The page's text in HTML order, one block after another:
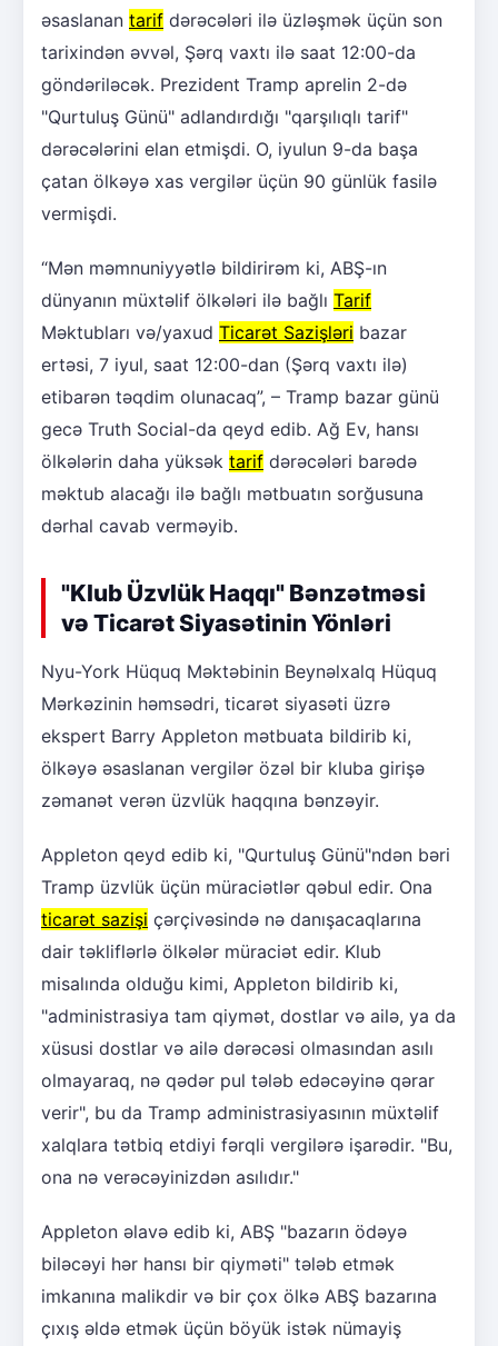
əsaslanan tarif dərəcələri ilə üzləşmək üçün son
tarixindən əvvəl, Şərq vaxtı ilə saat 12:00-da
göndəriləcək. Prezident Tramp aprelin 2-də
"Qurtuluş Günü" adlandırdığı "qarşılıqlı tarif"
dərəcələrini elan etmişdi. O, iyulun 9-da başa
çatan ölkəyə xas vergilər üçün 90 günlük fasilə
vermişdi.
“Mən məmnuniyyətlə bildirirəm ki, ABŞ-ın
dünyanın müxtəlif ölkələri ilə bağlı Tarif
Məktubları və/yaxud Ticarət Sazişləri bazar
ertəsi, 7 iyul, saat 12:00-dan (Şərq vaxtı ilə)
etibarən təqdim olunacaq”, – Tramp bazar günü
gecə Truth Social-da qeyd edib. Ağ Ev, hansı
ölkələrin daha yüksək tarif dərəcələri barədə
məktub alacağı ilə bağlı mətbuatın sorğusuna
dərhal cavab verməyib.
"Klub Üzvlük Haqqı" Bənzətməsi
və Ticarət Siyasətinin Yönləri
Nyu-York Hüquq Məktəbinin Beynəlxalq Hüquq
Mərkəzinin həmsədri, ticarət siyasəti üzrə
ekspert Barry Appleton mətbuata bildirib ki,
ölkəyə əsaslanan vergilər özəl bir kluba girişə
zəmanət verən üzvlük haqqına bənzəyir.
Appleton qeyd edib ki, "Qurtuluş Günü"ndən bəri
Tramp üzvlük üçün müraciətlər qəbul edir. Ona
ticarət sazişi çərçivəsində nə danışacaqlarına
dair təkliflərlə ölkələr müraciət edir. Klub
misalında olduğu kimi, Appleton bildirib ki,
"administrasiya tam qiymət, dostlar və ailə, ya da
xüsusi dostlar və ailə dərəcəsi olmasından asılı
olmayaraq, nə qədər pul tələb edəcəyinə qərar
verir", bu da Tramp administrasiyasının müxtəlif
xalqlara tətbiq etdiyi fərqli vergilərə işarədir. "Bu,
ona nə verəcəyinizdən asılıdır."
Appleton əlavə edib ki, ABŞ "bazarın ödəyə
biləcəyi hər hansı bir qiyməti" tələb etmək
imkanına malikdir və bir çox ölkə ABŞ bazarına
çıxış əldə etmək üçün böyük istək nümayiş